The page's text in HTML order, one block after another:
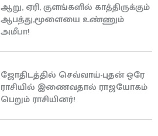
ஆறு, ஏரி, குளங்களில் காத்திருக்கும்
ஆபத்து,மூளையை உண்ணும்
அமீபா!
ஜோதிடத்தில் செவ்வாய்-புதன் ஒரே
ராசியில் இணைவதால் ராஜயோகம்
பெறும் ராசியினர்!